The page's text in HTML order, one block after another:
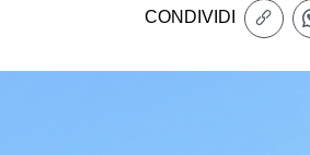
CONDIVIDI